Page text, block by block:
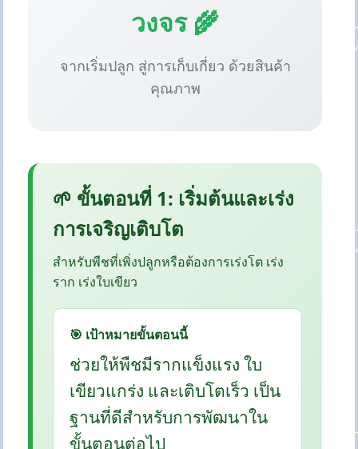
วงจร 🌾
จากเริ่มปลูก สู่การเก็บเกี่ยว ด้วยสินค้า
คุณภาพ
🌱 ขั้นตอนที่ 1: เริ่มต้นและเร่ง
การเจริญเติบโต
สำหรับพืชที่เพิ่งปลูกหรือต้องการเร่งโต เร่ง
ราก เร่งใบเขียว
🎯 เป้าหมายขั้นตอนนี้
ช่วยให้พืชมีรากแข็งแรง ใบ
เขียวแกร่ง และเติบโตเร็ว เป็น
ฐานที่ดีสำหรับการพัฒนาใน
ขั้นตอนต่อไป